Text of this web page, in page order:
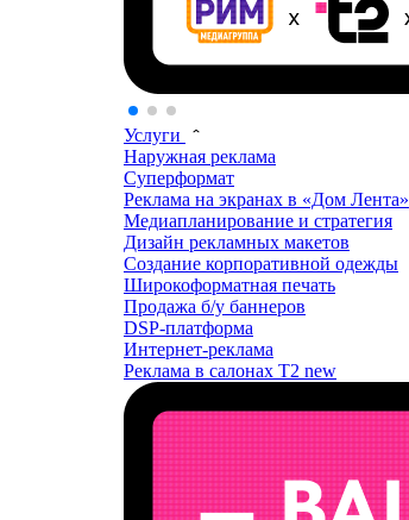
Услуги
Наружная реклама
Суперформат
Реклама на экранах в «Дом Лента»
Медиапланирование и стратегия
Дизайн рекламных макетов
Создание корпоративной одежды
Широкоформатная печать
Продажа б/у баннеров
DSP-платформа
Интернет-реклама
Реклама в салонах T2 new